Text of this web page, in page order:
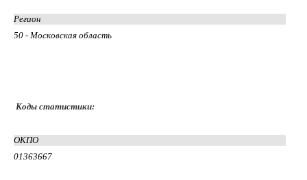
Регион
50 - Московская область
Коды статистики:
ОКПО
01363667